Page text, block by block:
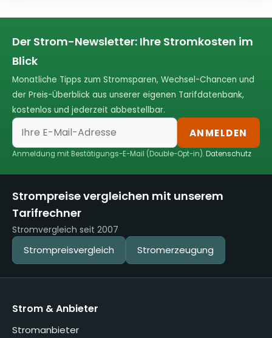
Der Strom-Newsletter: Ihre Stromkosten im
Blick
Monatliche Tipps zum Stromsparen, Wechsel-Chancen und
der Preis-Überblick aus unserer eigenen Tarifdatenbank,
kostenlos und jederzeit abbestellbar.
ANMELDEN
Anmeldung mit Bestätigungs-E-Mail (Double-Opt-in).Datenschutz
Strompreise vergleichen mit unserem
Tarifrechner
Stromvergleich seit 2007
Strompreisvergleich Stromerzeugung
Strom & Anbieter
Stromanbieter